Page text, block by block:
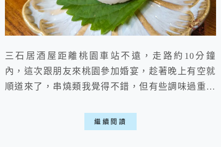
三石居酒屋距離桃園車站不遠，走路約10分鐘
內，這次跟朋友來桃園參加婚宴，趁著晚上有空就
順道來了，串燒類我覺得不錯，但有些調味過重，
稍微有點可惜，近期真的是薪水越來越薄的很有感
繼續閱讀